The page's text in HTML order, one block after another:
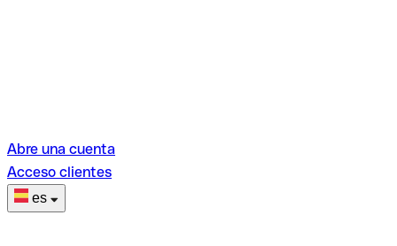
Abre una cuenta
Acceso clientes
es